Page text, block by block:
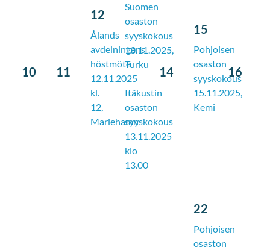
10 11
12
Ålands
avdelningens
höstmöte
12.11.2025
kl.
12,
Mariehamn
Suomen
osaston
syyskokous
13.11.2025,
Turku
Itäkustin
osaston
syyskokous
13.11.2025
klo
13.00
14
15
Pohjoisen
osaston
syyskokous
15.11.2025,
Kemi
16
22
Pohjoisen
osaston